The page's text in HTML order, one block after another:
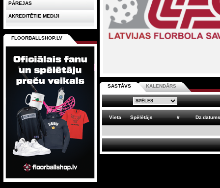
SASTĀVS KALENDĀRS
Vieta Spēlētājs # Dz.datums
PĀREJAS
AKREDITĒTIE MEDIJI
FLOORBALLSHOP.LV